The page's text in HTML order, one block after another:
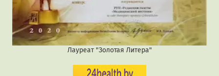
Лауреат "Золотая Литера"